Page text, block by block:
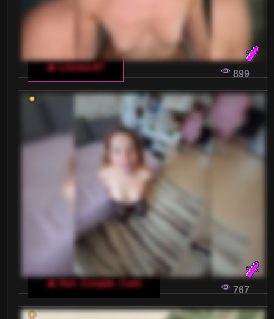
🔥 Linnea-67
899
🔥 Hot_Couple_Cam
767